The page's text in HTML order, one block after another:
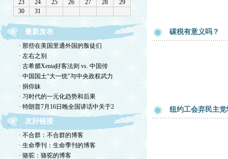
最新发布
· 那些在美国里通外国的叛徒们
· 左右之别
· 古希腊Xenia好客法则 vs. 中国传
· 中国国土“大一统”与中央政权武力
· 捐你妹
· 习时代的一元化趋势和后果
· 特朗普7月16日晚全国讲话中关于2
友好链接
· 不合群：不合群的博客
· 生命季刊：生命季刊的博客
· 骆驼：骆驼的博客
碳税有意义吗？
纽约工会弃民主